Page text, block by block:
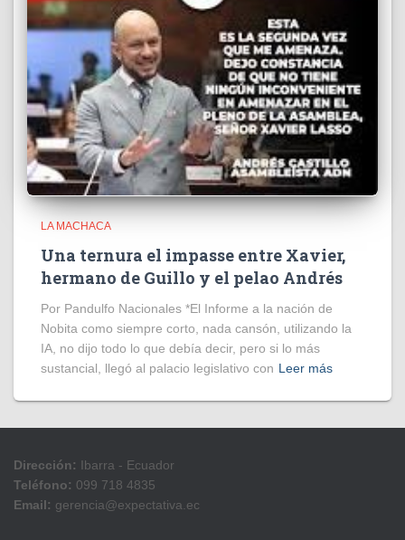
LA MACHACA
Una ternura el impasse entre Xavier,
hermano de Guillo y el pelao Andrés
Por Pandulfo Nacionales *El Informe a la nación de
Nobita como siempre corto, nada cansón, utilizando la
IA, no dijo todo lo que debía decir, pero si lo más
sustancial, llegó al palacio legislativo con Leer más
Dirección: Ibarra - Ecuador
Teléfono: 099 718 4835
Email: gerencia@expectativa.ec